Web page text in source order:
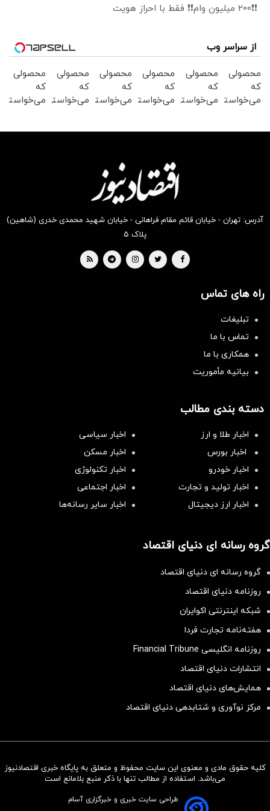
سرمایه‌گذاری همسنگ با شاخص
❗❗200 میلیون وام❗❗ فقط با احراز هویت
از سراسر وب
محصولی
که
می‌خواستی
محصولی
که
می‌خواستی
محصولی
که
می‌خواستی
بخر !
محصولی
که
می‌خواستی
بخر !
محصولی
که
می‌خواستی
محصولی
که
می‌خواستی
آدرس: تهران - خیابان قائم مقام فراهانی - خیابان شهید محمدی خدری (شاهین)
پلاک ۵
راه های تماس
تبلیغات
تماس با ما
همکاری با ما
بیانیه مأموریت
دسته بندی مطالب
اخبار طلا و ارز
اخبار سیاسی
اخبار بورس
اخبار مسکن
اخبار خودرو
اخبار تکنولوژی
اخبار تولید و تجارت
اخبار اجتماعی
اخبار ارز دیجیتال
اخبار سایر رسانه‌‌ها
گروه رسانه ای دنیای اقتصاد
گروه رسانه ای دنیای اقتصاد
روزنامه دنیای اقتصاد
شبکه اینترنتی اکوایران
هفته‌نامه تجارت فردا
روزنامه انگلیسی Financial Tribune
انتشارات دنیای اقتصاد
همایش‌های دنیای اقتصاد
مرکز نوآوری و شتابدهی دنیای اقتصاد
کلیه حقوق مادی و معنوی این سایت محفوظ و متعلق به پایگاه خبری اقتصادنیوز
می‌باشد. استفاده از مطالب تنها با ذکر منبع بلامانع است
طراحی سایت خبری و خبرگزاری آسام